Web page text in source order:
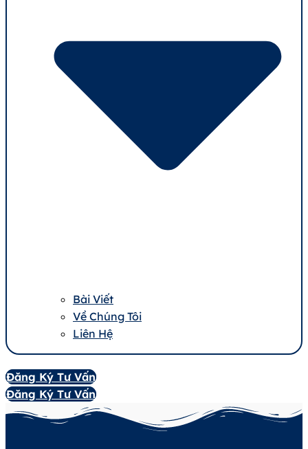
Bài Viết
Về Chúng Tôi
Liên Hệ
Đăng Ký Tư Vấn
Đăng Ký Tư Vấn